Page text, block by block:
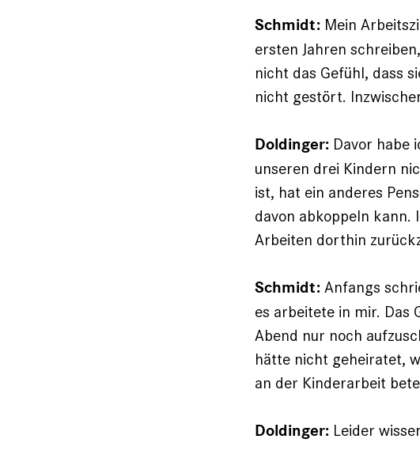
Schmidt: Mein
ersten Jahren
nicht das Gefühl, dass
nicht gestört.
Doldinger: Davor habe
unseren drei Kindern
ist, hat ein anderes
davon abkoppeln kann.
Arbeiten dorthin
Schmidt:Anfangs
es arbeitete in mir. Das
Abend nur noch
hätte nicht ge­heiratet,
an der Kinderarbeit
Doldinger: Leider